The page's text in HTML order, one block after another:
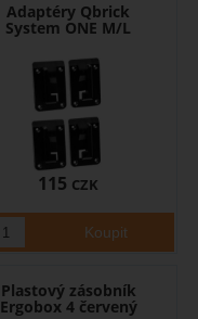
Adaptéry Qbrick
System ONE M/L
115 CZK
Plastový zásobník
Ergobox 4 červený